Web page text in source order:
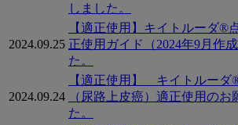
しました。
2024.09.25
【適正使用】キイトルーダ®
正使用ガイド（2024年9月作
た。
2024.09.24
【適正使用】 キイトルーダ
（尿路上皮癌）適正使用のお
た。